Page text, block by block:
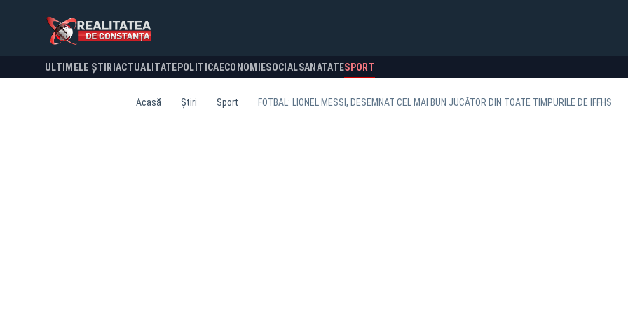
ULTIMELE ȘTIRI ACTUALITATE POLITICA ECONOMIESOCIALSANATATESPORT
Acasă Știri Sport FOTBAL: LIONEL MESSI, DESEMNAT CEL MAI BUN JUCĂTOR DIN TOATE TIMPURILE DE IFFHS